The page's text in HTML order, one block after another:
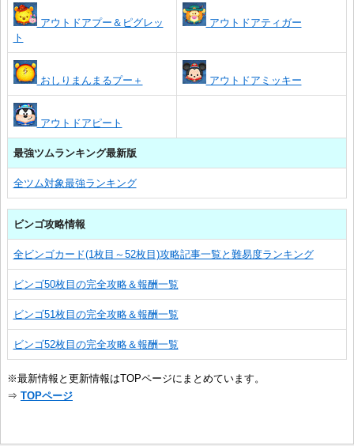
アウトドアプー＆ピグレッ
ト
アウトドアティガー
おしりまんまるプー＋ アウトドアミッキー
アウトドアピート
最強ツムランキング最新版
全ツム対象最強ランキング
ビンゴ攻略情報
全ビンゴカード(1枚目～52枚目)攻略記事一覧と難易度ランキング
ビンゴ50枚目の完全攻略＆報酬一覧
ビンゴ51枚目の完全攻略＆報酬一覧
ビンゴ52枚目の完全攻略＆報酬一覧
※最新情報と更新情報はTOPページにまとめています。
⇒ TOPページ